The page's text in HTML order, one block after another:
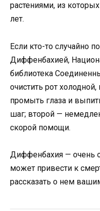
растениями, из
лет.
Если кто-то случайно
Диффенбахией,
библиотека
очистить рот
промыть глаза и
шаг; второй —
скорой помощи.
Диффенбахия — очень
может привести к
рассказать о нем